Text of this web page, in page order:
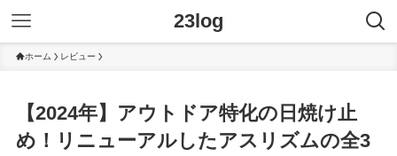
23log
ホーム レビュー
【2024年】アウトドア特化の日焼け止
め！リニューアルしたアスリズムの全3